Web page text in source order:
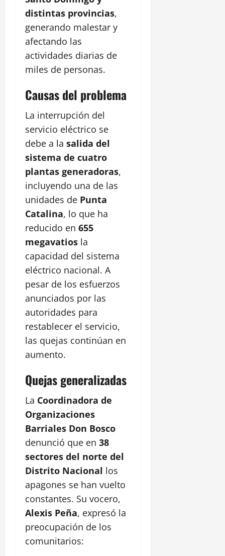
distintas provincias,
generando malestar y
afectando las
actividades diarias de
miles de personas.
Causas del problema
La interrupción del
servicio eléctrico se
debe a la salida del
sistema de cuatro
plantas generadoras,
incluyendo una de las
unidades de Punta
Catalina, lo que ha
reducido en 655
megavatios la
capacidad del sistema
eléctrico nacional. A
pesar de los esfuerzos
anunciados por las
autoridades para
restablecer el servicio,
las quejas continúan en
aumento.
Quejas generalizadas
La Coordinadora de
Organizaciones
Barriales Don Bosco
denunció que en 38
sectores del norte del
Distrito Nacional los
apagones se han vuelto
constantes. Su vocero,
Alexis Peña, expresó la
preocupación de los
comunitarios: